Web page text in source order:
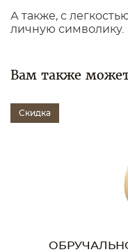
А также, с
личную символику.
Вам также